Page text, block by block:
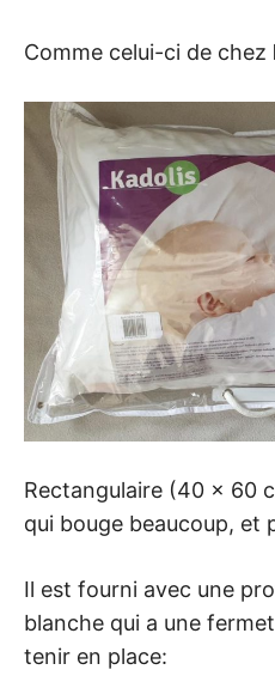
Comme celui-ci de chez
Rectangulaire (40 x 60
qui bouge beaucoup, et
Il est fourni avec une
blanche qui a une
tenir en place: